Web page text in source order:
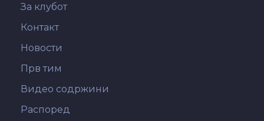
За клубот
Контакт
Новости
Прв тим
Видео содржини
Распоред